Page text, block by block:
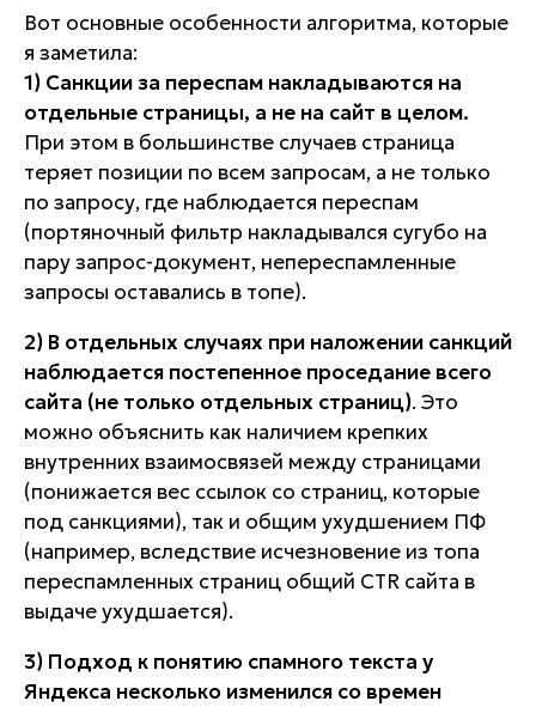
Вот основные особенности алгоритма, которые
я заметила:
1) Санкции за переспам накладываются на
отдельные страницы, а не на сайт в целом.
При этом в большинстве случаев страница
теряет позиции по всем запросам, а не только
по запросу, где наблюдается переспам
(портяночный фильтр накладывался сугубо на
пару запрос-документ, непереспамленные
запросы оставались в топе).
2) В отдельных случаях при наложении санкций
наблюдается постепенное проседание всего
сайта (не только отдельных страниц). Это
можно объяснить как наличием крепких
внутренних взаимосвязей между страницами
(понижается вес ссылок со страниц, которые
под санкциями), так и общим ухудшением ПФ
(например, вследствие исчезновение из топа
переспамленных страниц общий CTR сайта в
выдаче ухудшается).
3) Подход к понятию спамного текста у
Яндекса несколько изменился со времен